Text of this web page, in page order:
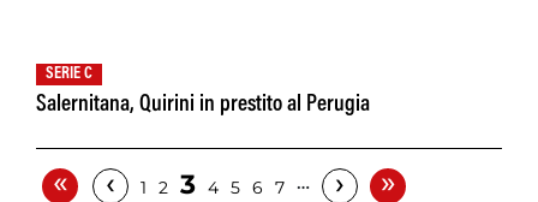
SERIE C
Salernitana, Quirini in prestito al Perugia
« ‹ 1 2 3 4 5 6 7 … › »